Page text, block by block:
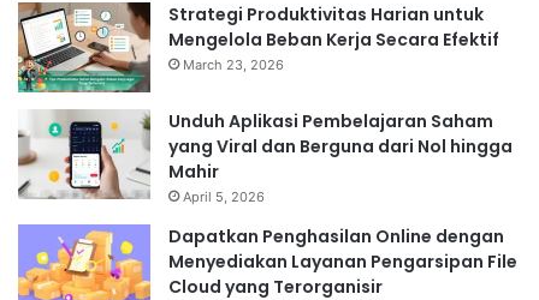
Strategi Produktivitas Harian untuk
Mengelola Beban Kerja Secara Efektif
March 23, 2026
Unduh Aplikasi Pembelajaran Saham
yang Viral dan Berguna dari Nol hingga
Mahir
April 5, 2026
Dapatkan Penghasilan Online dengan
Menyediakan Layanan Pengarsipan File
Cloud yang Terorganisir